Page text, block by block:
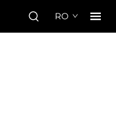
RO